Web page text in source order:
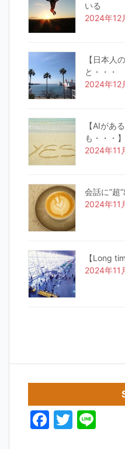
いる
2024年12
【日本人
と・・・
2024年12
【AIがあ
も・・・
2024年11
会話に”超
2024年11
【Long
2024年11
F
T